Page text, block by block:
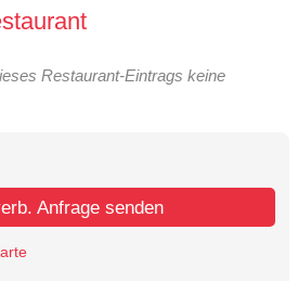
Restaurant-Eintrags keine
Anfrage senden